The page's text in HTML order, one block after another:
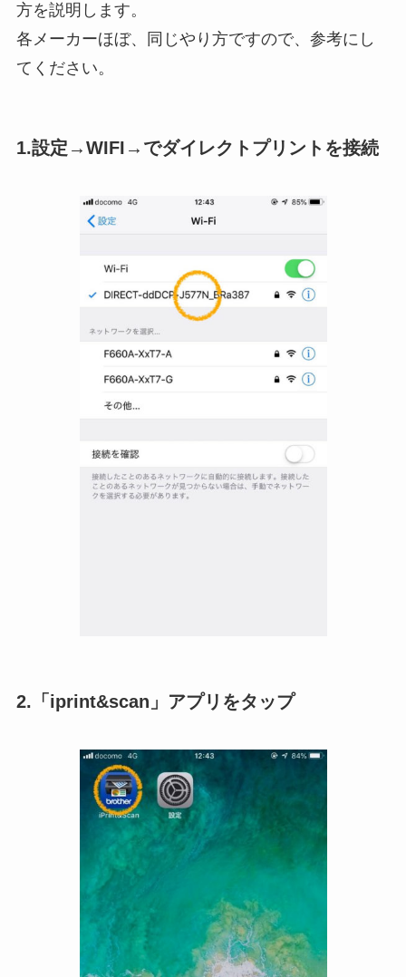
方を説明します。
各メーカーほぼ、同じやり方ですので、参考にし
てください。
1.設定→WIFI→でダイレクトプリントを接続
2.「iprint&scan」アプリをタップ